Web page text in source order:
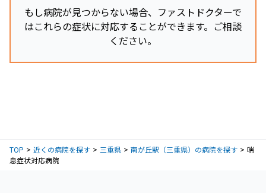
もし病院が見つからない場合、ファストドクターで
はこれらの症状に対応することができます。ご相談
ください。
TOP 近くの病院を探す 三重県 南が丘駅（三重県）の病院を探す
喘
息症状対応病院